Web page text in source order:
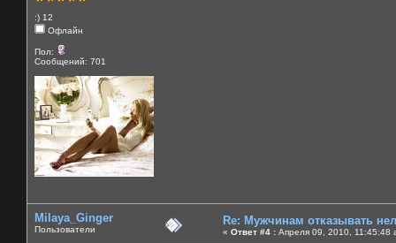
:) 12
Офлайн
Пол:
Сообщений: 701
Milaya_Ginger
Пользователи
Re: Мужчинам отказывать
« Ответ #4 : Апреля 09, 2010, 11:45:48